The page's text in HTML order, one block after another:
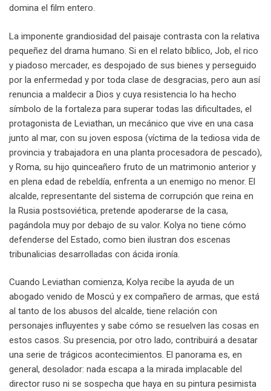
domina el film entero.
La imponente grandiosidad del paisaje contrasta con la relativa
pequeñez del drama humano. Si en el relato bíblico, Job, el rico
y piadoso mercader, es despojado de sus bienes y perseguido
por la enfermedad y por toda clase de desgracias, pero aun así
renuncia a maldecir a Dios y cuya resistencia lo ha hecho
símbolo de la fortaleza para superar todas las dificultades, el
protagonista de Leviathan, un mecánico que vive en una casa
junto al mar, con su joven esposa (víctima de la tediosa vida de
provincia y trabajadora en una planta procesadora de pescado),
y Roma, su hijo quinceañero fruto de un matrimonio anterior y
en plena edad de rebeldía, enfrenta a un enemigo no menor. El
alcalde, representante del sistema de corrupción que reina en
la Rusia postsoviética, pretende apoderarse de la casa,
pagándola muy por debajo de su valor. Kolya no tiene cómo
defenderse del Estado, como bien ilustran dos escenas
tribunalicias desarrolladas con ácida ironía.
Cuando Leviathan comienza, Kolya recibe la ayuda de un
abogado venido de Moscú y ex compañero de armas, que está
al tanto de los abusos del alcalde, tiene relación con
personajes influyentes y sabe cómo se resuelven las cosas en
estos casos. Su presencia, por otro lado, contribuirá a desatar
una serie de trágicos acontecimientos. El panorama es, en
general, desolador: nada escapa a la mirada implacable del
director ruso ni se sospecha que haya en su pintura pesimista